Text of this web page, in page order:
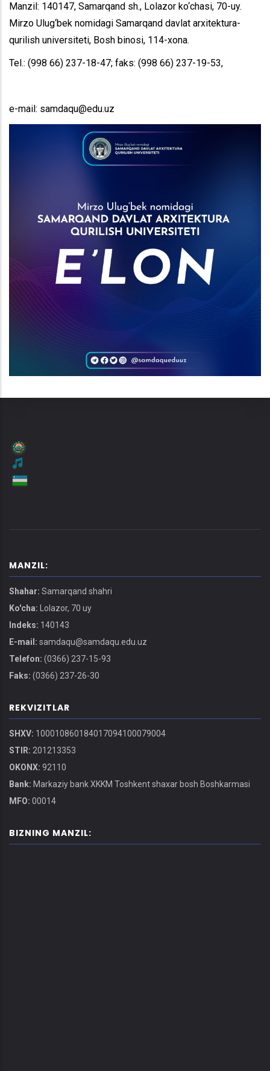
Manzil: 140147, Samarqand sh., Lolazor ko‘chasi, 70-uy.
Mirzo Ulug‘bek nomidagi Samarqand davlat arxitektura-
qurilish universiteti, Bosh binosi, 114-xona.
Tel.: (998 66) 237-18-47; faks: (998 66) 237-19-53,
e-mail: samdaqu@edu.uz
MANZIL:
Shahar: Samarqand shahri
Ko'cha: Lolazor, 70 uy
Indeks: 140143
E-mail: samdaqu@samdaqu.edu.uz
Telefon: (0366) 237-15-93
Faks: (0366) 237-26-30
REKVIZITLAR
SHXV: 100010860184017094100079004
STIR: 201213353
OKONX: 92110
Bank: Markaziy bank XKKM Toshkent shaxar bosh Boshkarmasi
MFO: 00014
BIZNING MANZIL: